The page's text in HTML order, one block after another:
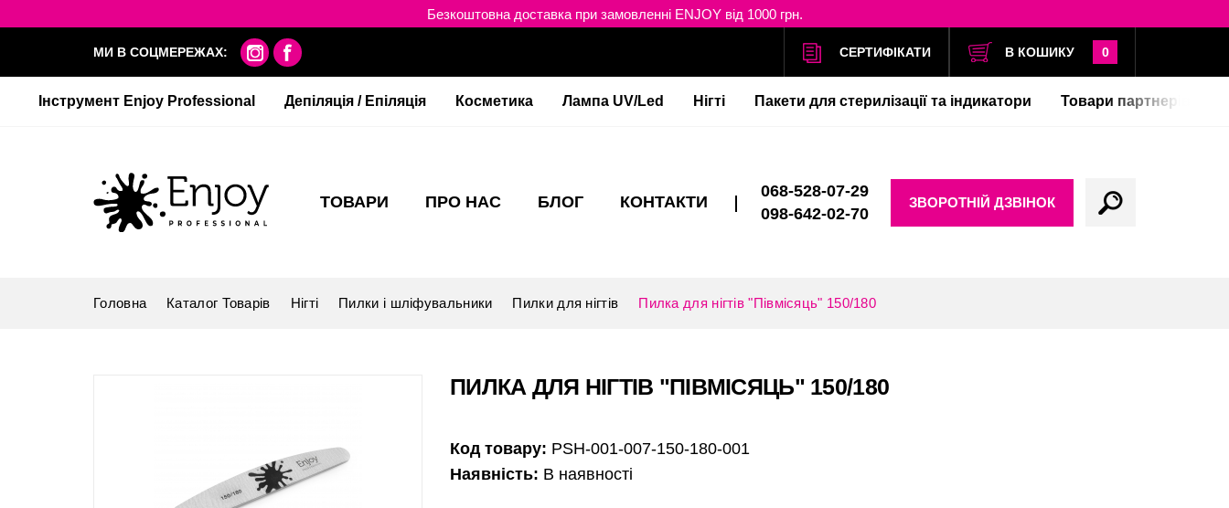
Безкоштовна доставка при замовленні ENJOY від 1000 грн.
МИ В СОЦМЕРЕЖАХ: СЕРТИФІКАТИ В КОШИКУ 0
Інструмент Enjoy Professional Депіляція / Епіляція Косметика Лампа UV/Led Нігті Пакети для стерилізації та індикатори Товари партнерів
ТОВАРИ ПРО НАС БЛОГ КОНТАКТИ
068-528-07-29
098-642-02-70
ЗВОРОТНІЙ ДЗВІНОК
Головна Каталог Товарів Нігті Пилки і шліфувальники Пилки для нігтів Пилка для нігтів "Півмісяць" 150/180
ПИЛКА ДЛЯ НІГТІВ "ПІВМІСЯЦЬ" 150/180
Код товару: PSH-001-007-150-180-001
Наявність: В наявності